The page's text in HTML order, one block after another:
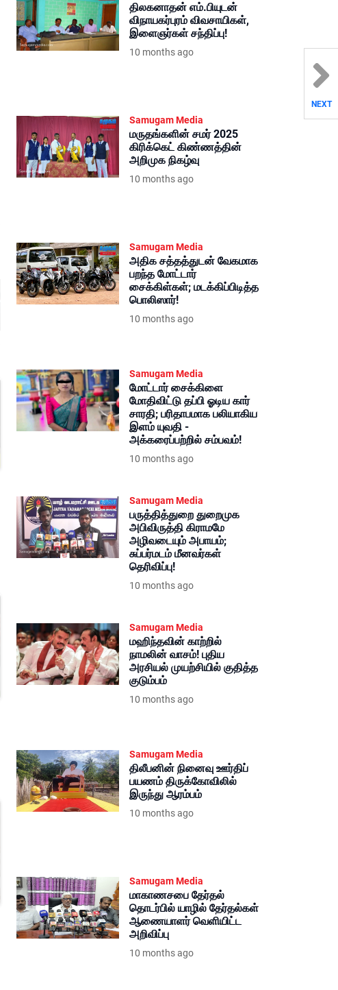
NEXT
திலகனாதன் எம்.பியுடன்
விநாயகர்புரம் விவசாயிகள்,
இளைஞர்கள் சந்திப்பு!
10 months ago
Samugam Media
மருதங்களின் சமர் 2025
கிரிக்கெட் கிண்ணத்தின்
அறிமுக நிகழ்வு
10 months ago
Samugam Media
அதிக சத்தத்துடன் வேகமாக
பறந்த மோட்டார்
சைக்கிள்கள்; மடக்கிப்பிடித்த
பொலிஸார்!
10 months ago
Samugam Media
மோட்டார் சைக்கிளை
மோதிவிட்டு தப்பி ஓடிய கார்
சாரதி; பரிதாபமாக பலியாகிய
இளம் யுவதி -
அக்கரைப்பற்றில் சம்பவம்!
10 months ago
Samugam Media
பருத்தித்துறை துறைமுக
அபிவிருத்தி கிராமமே
அழிவடையும் அபாயம்;
சுப்பர்மடம் மீனவர்கள்
தெரிவிப்பு!
10 months ago
Samugam Media
மஹிந்தவின் காற்றில்
நாமலின் வாசம்! புதிய
அரசியல் முயற்சியில் குதித்த
குடும்பம்
10 months ago
Samugam Media
திலீபனின் நினைவு ஊர்திப்
பயணம் திருக்கோவிலில்
இருந்து ஆரம்பம்
10 months ago
Samugam Media
மாகாணசபை தேர்தல்
தொடர்பில் யாழில் தேர்தல்கள்
ஆணையாளர் வெளியிட்ட
அறிவிப்பு
10 months ago